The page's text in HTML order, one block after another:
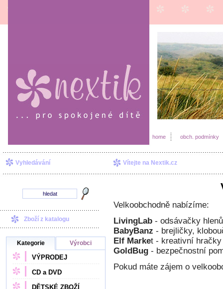
home obch. podmínky
Vyhledávání Vítejte na Nextik.cz
Zboží z katalogu
Kategorie Výrobci
VÝPRODEJ
CD a DVD
DĚTSKÉ ZBOŽÍ
Velkoobchodně nabízíme:
LivingLab - odsávačky hlenů
BabyBanz - brejličky,
Elf Market - kreativní hračky
GoldBug - bezpečnostní
Pokud máte zájem o